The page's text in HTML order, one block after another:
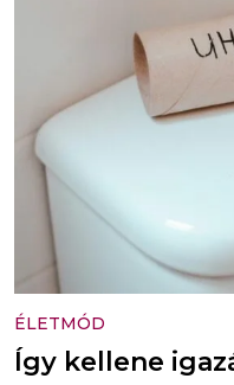
ÉLETMÓD
Így kellene